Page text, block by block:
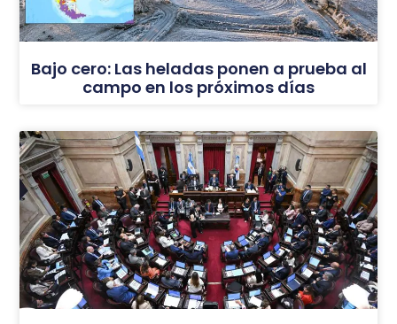
Bajo cero: Las heladas ponen a prueba al
campo en los próximos días